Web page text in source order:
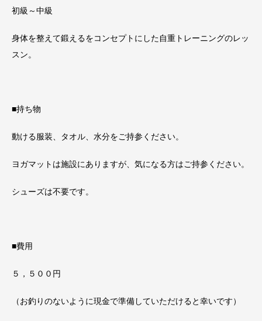
初級～中級
身体を整えて鍛えるをコンセプトにした自重トレーニングのレッ
スン。
■持ち物
動ける服装、タオル、水分をご持参ください。
ヨガマットは施設にありますが、気になる方はご持参ください。
シューズは不要です。
■費用
５，５００円
（お釣りのないように現金で準備していただけると幸いです）